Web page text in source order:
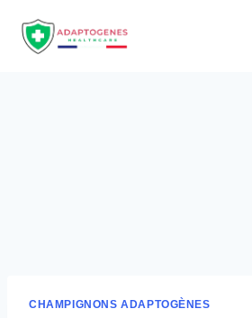
contenu
CHAMPIGNONS ADAPTOGÈNES